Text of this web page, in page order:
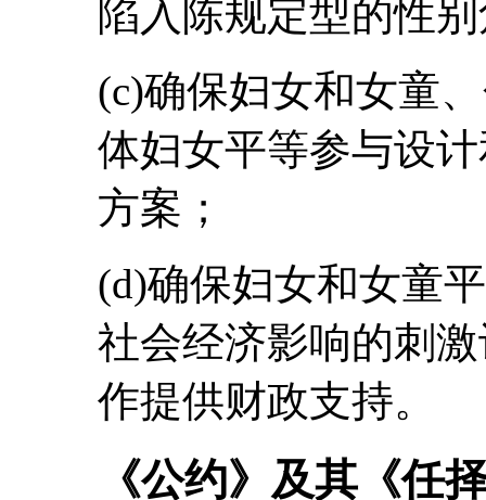
陷入陈规定型的性
(c)确保妇女和女童
体妇女平等参与设
方案；
(d)确保妇女和女童
社会经济影响的刺
作提供财政支持。
《公约》及其《任